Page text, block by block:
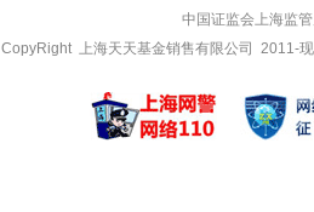
中国证监会上海监
CopyRight 上海天天基金销售有限公司 2011-